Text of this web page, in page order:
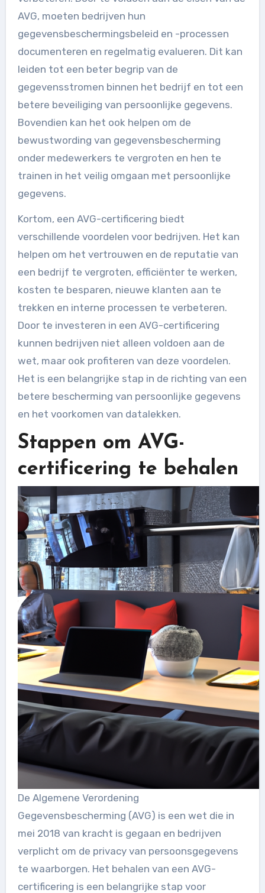
AVG, moeten bedrijven hun
gegevensbeschermingsbeleid en -processen
documenteren en regelmatig evalueren. Dit kan
leiden tot een beter begrip van de
gegevensstromen binnen het bedrijf en tot een
betere beveiliging van persoonlijke gegevens.
Bovendien kan het ook helpen om de
bewustwording van gegevensbescherming
onder medewerkers te vergroten en hen te
trainen in het veilig omgaan met persoonlijke
gegevens.
Kortom, een AVG-certificering biedt
verschillende voordelen voor bedrijven. Het kan
helpen om het vertrouwen en de reputatie van
een bedrijf te vergroten, efficiënter te werken,
kosten te besparen, nieuwe klanten aan te
trekken en interne processen te verbeteren.
Door te investeren in een AVG-certificering
kunnen bedrijven niet alleen voldoen aan de
wet, maar ook profiteren van deze voordelen.
Het is een belangrijke stap in de richting van een
betere bescherming van persoonlijke gegevens
en het voorkomen van datalekken.
Stappen om AVG-
certificering te behalen
De Algemene Verordening
Gegevensbescherming (AVG) is een wet die in
mei 2018 van kracht is gegaan en bedrijven
verplicht om de privacy van persoonsgegevens
te waarborgen. Het behalen van een AVG-
certificering is een belangrijke stap voor